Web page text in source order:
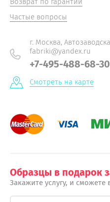
Частые вопросы
г. Москва,
fabriki@yandex.ru
+7-495-488-68-30
Смотреть на карте
Образцы в подарок
Закажите услугу, и